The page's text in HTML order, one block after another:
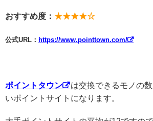
おすすめ度： ★★★★☆
公式URL： https://www.pointtown.com/
ポイントタウン
は交換できるモノの
いポイントサイトになります。